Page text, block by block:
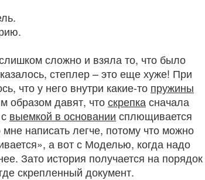
сложно и взяла то, что было
степлер – это еще хуже! При
что у него внутри какие-то пружины
образом давят, чтоскрепка сначала
выемкой в основании сплющивается
написать легче, потому что можно
а вот с Моделью, когда надо
Зато история получается на порядок
скрепленный документ.